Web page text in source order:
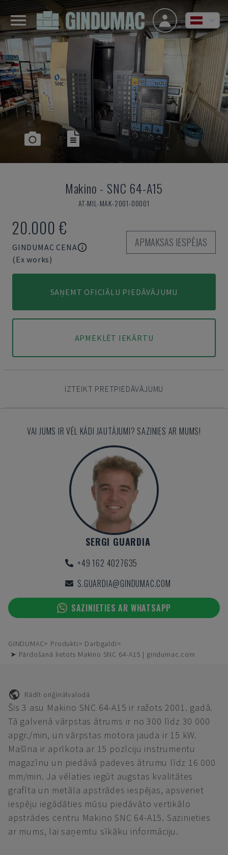
Makino - SNC 64-A15
AT-MIL-MAK-2001-00001
20.000 €
GINDUMAC CENA
(Ex works)
APMAKSAS IESPĒJAS
SAŅEMT OFICIĀLU PIEDĀVĀJUMU
APMEKLĒT IEKĀRTU
IZTEIKT PRETPIEDĀVĀJUMU
VAI JUMS IR VĒL KĀDI JAUTĀJUMI? SAZINIES AR MUMS!
SERGI GUARDIA
+49 162 4027635
S.GUARDIA@GINDUMAC.COM
SAZINIETIES AR WHATSAPP
GINDUMAC Produkti
Darbgaldi
➤ Pārdošanā lietots Makino SNC 64-A15 | gindumac.com
Rādīt oriģinālvalodā
Šis 3 asu Makino SNC 64-A15 ir ražots 2001. gadā.
Tā galvenā vārpstas ātrums ir no 300 līdz 30 000
apgr./min, un vārpstas motora jauda ir 15 kW.
Mašīna ir aprīkota ar 15 pozīciju instrumentu
magazīnu un piedāvā padeves ātrumu līdz 16 000
mm/min. Ja vēlaties iegūt augstas kvalitātes
grafīta un metāla apstrādes iespējas, apsveriet
iespēju iegādāties mūsu piedāvāto vertikālo
apstrādes centru Makino SNC 64-A15. Sazinieties
ar mums, lai saņemtu sīkāku informāciju.